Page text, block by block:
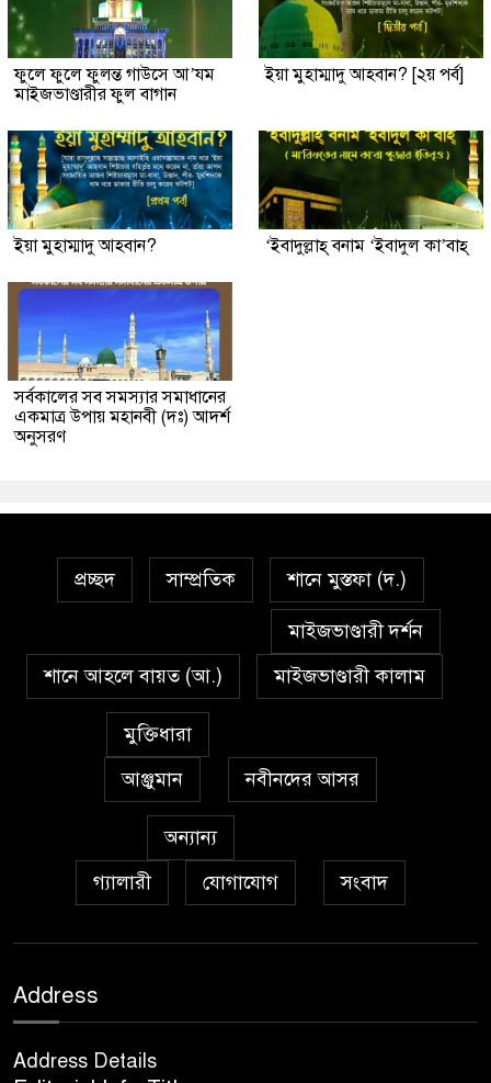
ফুলে ফুলে ফুলন্ত গাউসে আ’যম
মাইজভাণ্ডারীর ফুল বাগান
ইয়া মুহাম্মাদু আহবান? [২য় পর্ব]
ইয়া মুহাম্মাদু আহবান? ‘ইবাদুল্লাহ্ বনাম ‘ইবাদুল কা’বাহ্
সর্বকালের সব সমস্যার সমাধানের
একমাত্র উপায় মহানবী (দঃ) আদর্শ
অনুসরণ
প্রচ্ছদ সাম্প্রতিক শানে মুস্তফা (দ.)
শানে আহলে বায়ত (আ.)
মাইজভাণ্ডারী দর্শন
মাইজভাণ্ডারী কালাম
মুক্তিধারা
আঞ্জুমান
নবীনদের আসর
অন্যান্য
গ্যালারী
যোগাযোগ সংবাদ
Address
Address Details